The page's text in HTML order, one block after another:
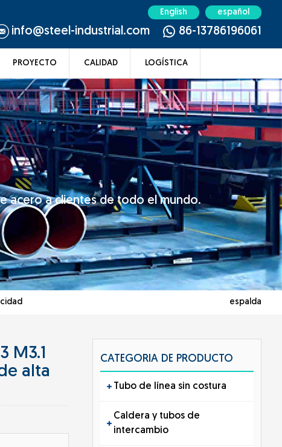
English español
86-13786196061
info@steel-industrial.com
PROYECTO CALIDAD LOGÍSTICA
acero a clientes de todo el mundo.
espalda
CATEGORIA DE PRODUCTO
Tubo de línea sin costura
Caldera y tubos de
intercambio
M3.1
alta